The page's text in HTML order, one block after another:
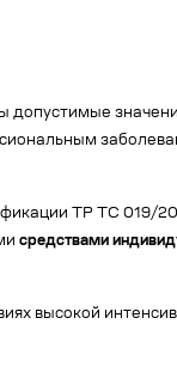
допустимые
ТР ТС 019/
средствами
высокой